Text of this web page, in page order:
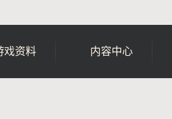
戏资料 内容中心